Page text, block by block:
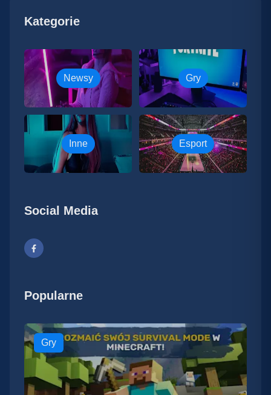
Kategorie
Newsy Gry
Inne Esport
Social Media
Popularne
Gry